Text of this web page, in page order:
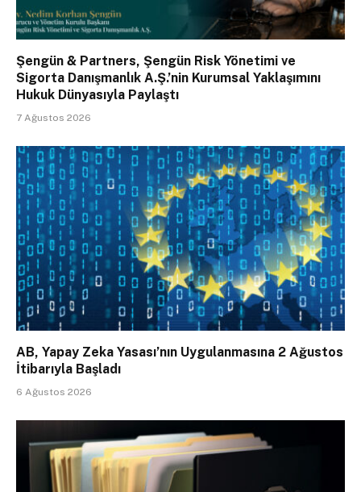
Şengün & Partners, Şengün Risk Yönetimi ve
Sigorta Danışmanlık A.Ş.’nin Kurumsal Yaklaşımını
Hukuk Dünyasıyla Paylaştı
7 Ağustos 2026
AB, Yapay Zeka Yasası’nın Uygulanmasına 2 Ağustos
İtibarıyla Başladı
6 Ağustos 2026